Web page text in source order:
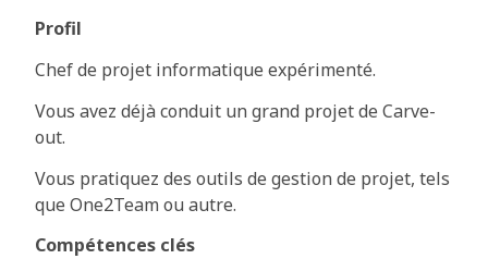
Profil
Chef de projet informatique expérimenté.
Vous avez déjà conduit un grand projet de Carve-
out.
Vous pratiquez des outils de gestion de projet, tels
que One2Team ou autre.
Compétences clés